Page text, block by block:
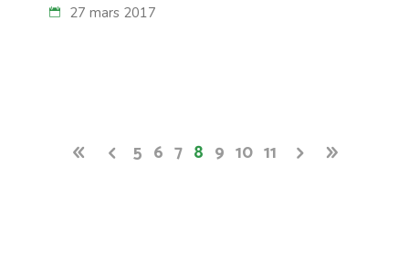
27 mars 2017
5 6 7 8 9 10 11